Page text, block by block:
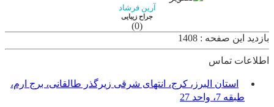
آرین فرشاد
جراح زیبایی
(0)
بازدید این صفحه : 1408
اطلاعات تماس
استان البرز، کرج، انتهای شرقی زیرگذر طالقانی، برج ارم،
طبقه 7، واحد 27